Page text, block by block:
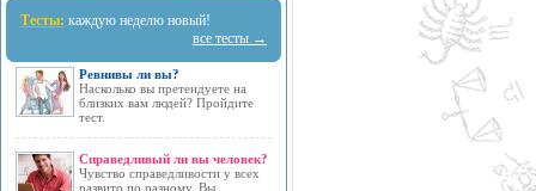
Тесты: каждую неделю новый!
все тесты →
Ревнивы ли вы?
Насколько вы претендуете на
близких вам людей? Пройдите
тест.
Справедливый ли вы человек?
Чувство справедливости у всех
развито по разному. Вы